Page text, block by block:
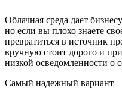
Облачная среда дает
но если вы плохо знаете
превратиться в источник
вручную стоит дорого и
низкой осведомленности о
Самый надежный вариант